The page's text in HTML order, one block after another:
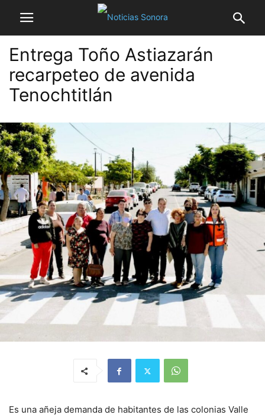
Entrega Toño Astiazarán
recarpeteo de avenida
Tenochtitlán
Es una añeja demanda de habitantes de las colonias Valle